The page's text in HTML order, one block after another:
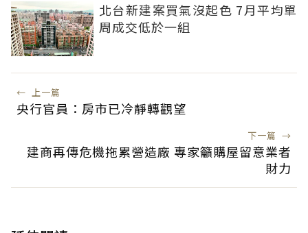
北台新建案買氣沒起色 7月平均單
周成交低於一組
← 上一篇
央行官員：房市已冷靜轉觀望
下一篇 →
建商再傳危機拖累營造廠 專家籲購屋留意業者
財力